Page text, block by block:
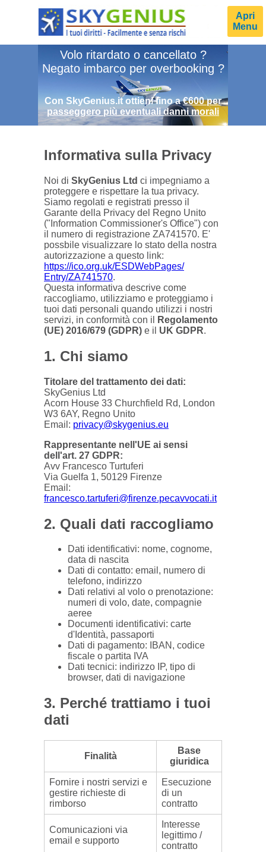
Apri
Menu
Volo ritardato o cancellato ?
Negato imbarco per overbooking ?
Con SkyGenius.it ottieni fino a€600 per
passeggero più eventuali danni morali
Informativa sulla Privacy
Noi di SkyGenius Ltd ci impegniamo a
proteggere e rispettare la tua privacy.
Siamo regolati e registrati presso il
Garante della Privacy del Regno Unito
("Information Commissioner's Office") con
il numero di registrazione ZA741570. E'
possbile visualizzare lo stato della nostra
autorizzazione a questo link:
https://ico.org.uk/ESDWebPages/
Entry/ZA741570.
Questa informativa descrive come
raccogliamo, utilizziamo e proteggiamo i
tuoi dati personali quando utilizzi i nostri
servizi, in conformità con il
Regolamento
(UE) 2016/679 (GDPR) e il UK GDPR.
1. Chi siamo
Titolare del trattamento dei dati:
SkyGenius Ltd
Acorn House 33 Churchfield Rd, London
W3 6AY, Regno Unito
Email: privacy@skygenius.eu
Rappresentante nell'UE ai sensi
dell'art. 27 GDPR:
Avv Francesco Turtuferi
Via Guelfa 1, 50129 Firenze
Email:
francesco.tartuferi@firenze.pecavvocati.it
2. Quali dati raccogliamo
Dati identificativi: nome, cognome,
data di nascita
Dati di contatto: email, numero di
telefono, indirizzo
Dati relativi al volo o prenotazione:
numeri di volo, date, compagnie
aeree
Documenti identificativi: carte
d'Identità, passaporti
Dati di pagamento: IBAN, codice
fiscale o partita IVA
Dati tecnici: indirizzo IP, tipo di
browser, dati di navigazione
3. Perché trattiamo i tuoi
dati
Finalità
Base
giuridica
Fornire i nostri servizi e
gestire richieste di
rimborso
Esecuzione
di un
contratto
Comunicazioni via
email e supporto
Interesse
legittimo /
contratto